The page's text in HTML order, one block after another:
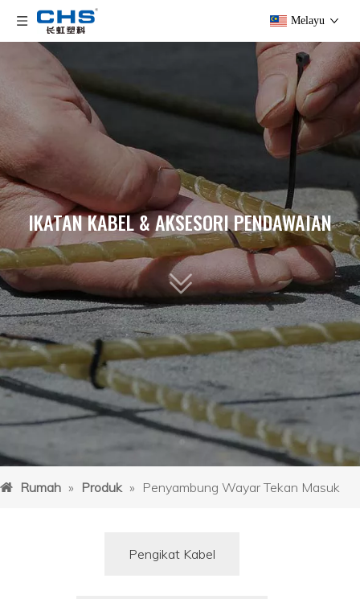
Melayu
IKATAN KABEL & AKSESORI PENDAWAIAN
Rumah » Produk » Penyambung Wayar Tekan Masuk
Pengikat Kabel